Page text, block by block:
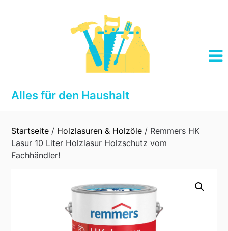
Alles für den Haushalt
Startseite / Holzlasuren & Holzöle / Remmers HK
Lasur 10 Liter Holzlasur Holzschutz vom
Fachhändler!